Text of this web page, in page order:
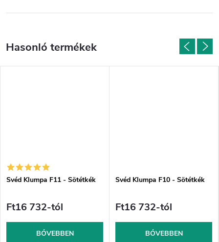
Svéd Klumpa F11 - Sötétkék
Ft16 732-tól
BŐVEBBEN
Svéd Klumpa F10 - Sötétkék
Ft16 732-tól
BŐVEBBEN